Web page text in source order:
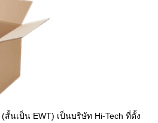
สั้นเป็น EWT) เป็นบริษัท Hi-Tech ที่ตั้ง